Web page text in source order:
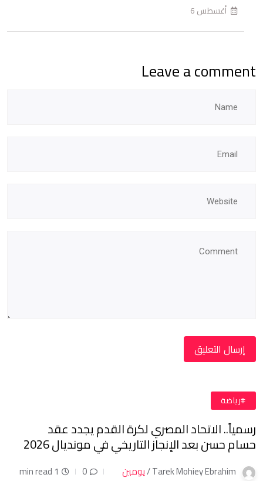
أغسطس 6
Leave a comment
#رياضة
رسمياً.. الاتحاد المصري لكرة القدم يجدد عقد
حسام حسن بعد الإنجاز التاريخي في مونديال 2026
Tarek Mohiey Ebrahim / يومين 0
1 min read